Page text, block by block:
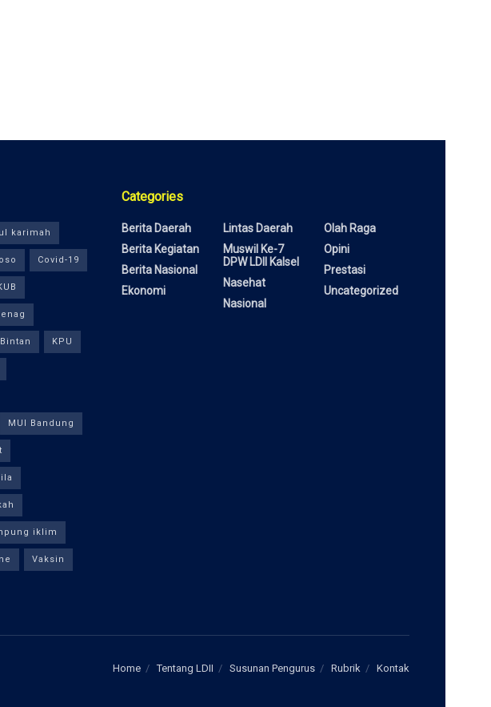
karimah
Covid-19
KPU
MUI Bandung
iklim
Vaksin
Categories
Berita Daerah
Berita Kegiatan
Berita Nasional
Ekonomi
Lintas Daerah
Muswil Ke-7
DPW LDII Kalsel
Nasehat
Nasional
Olah Raga
Opini
Prestasi
Uncategorized
Home Tentang LDII Susunan Pengurus Rubrik Kontak